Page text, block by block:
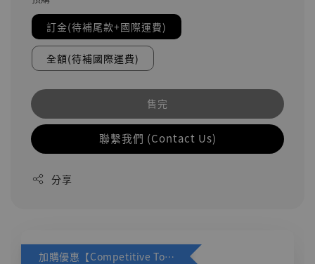
訂金(待補尾款+國際運費)
全額(待補國際運費)
售完
聯繫我們 (Contact Us)
分享
加購優惠【Competitive Toys 梅西 [CM001]】